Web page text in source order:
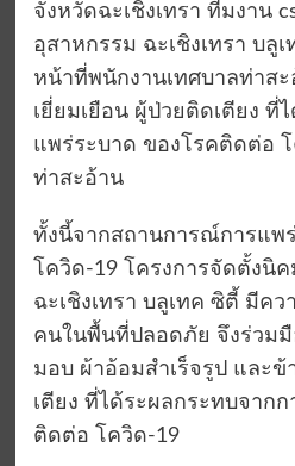
จังหวัดฉะเชิงเทรา ทีมงาน
อุสาหกรรม ฉะเชิงเทรา บลู
หน้าที่พนักงานเทศบาลท่าส
เยี่ยมเยือน ผู้ป่วยติดเตียง ที่
แพร่ระบาด ของโรคติดต่อ
ท่าสะอ้าน
ทั้งนี้จากสถานการณ์การแพ
โควิด-19 โครงการจัดตั้งนิ
ฉะเชิงเทรา บลูเทค ซิตี้ มีคว
คนในพื้นที่ปลอดภัย จึงร่วม
มอบ ผ้าอ้อมสำเร็จรูป และ
เตียง ที่ได้ระผลกระทบจาก
ติดต่อ โควิด-19